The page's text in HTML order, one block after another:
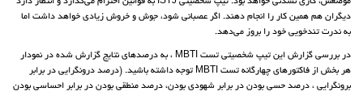
دیگران هم همین کار را انجام دهند. اگر عصبانی شود، جوش و خروش زیادی خواهد داشت اما
به ندرت تندخویی خود را بروز می‌دهد.
در بررسی گزارش این تیپ شخصیتی تست MBTI ، به درصدهای نتایج گزارش شده در نمودار
هر بخش از فاکتورهای چهارگانه تست MBTI توجه داشته باشید. (درصد درونگرایی در برابر
برونگرایی ، درصد حسی بودن در برابر شهودی بودن، درصد منطقی بودن در برابر احساسی بودن